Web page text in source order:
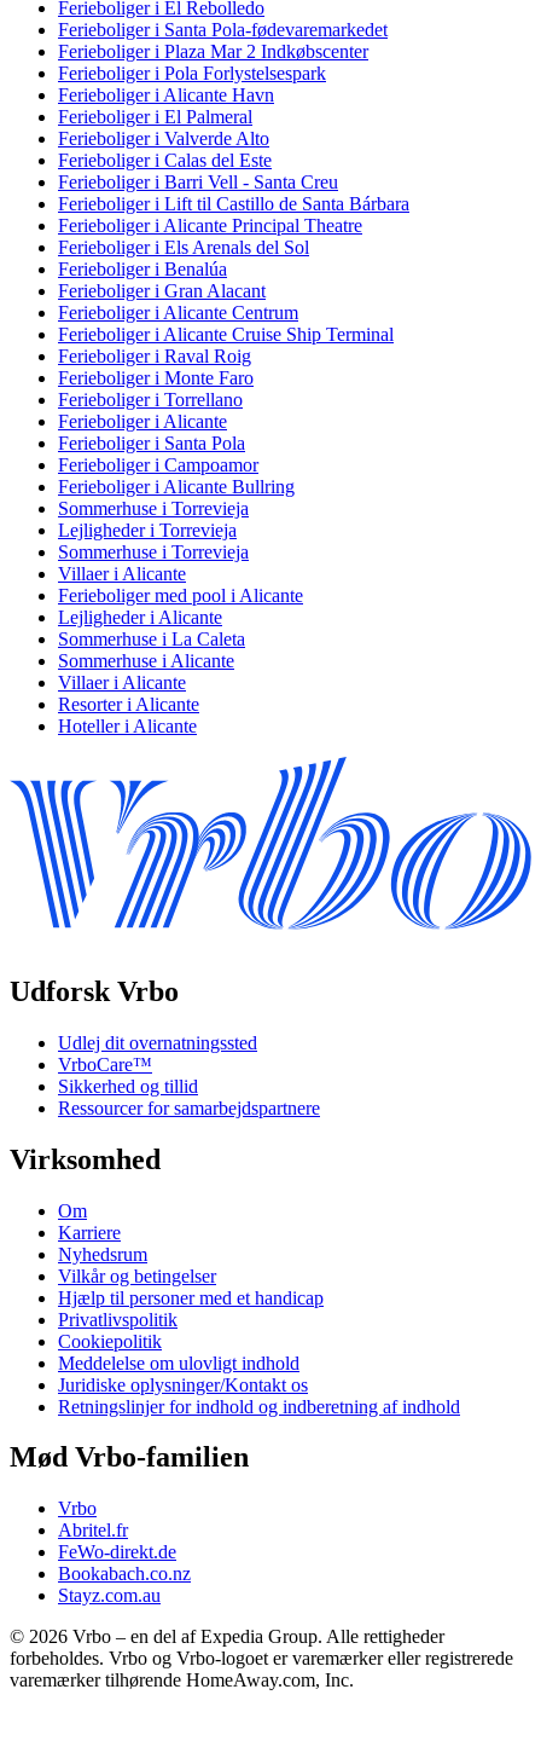
Ferieboliger i El Rebolledo
Ferieboliger i Santa Pola-fødevaremarkedet
Ferieboliger i Plaza Mar 2 Indkøbscenter
Ferieboliger i Pola Forlystelsespark
Ferieboliger i Alicante Havn
Ferieboliger i El Palmeral
Ferieboliger i Valverde Alto
Ferieboliger i Calas del Este
Ferieboliger i Barri Vell - Santa Creu
Ferieboliger i Lift til Castillo de Santa Bárbara
Ferieboliger i Alicante Principal Theatre
Ferieboliger i Els Arenals del Sol
Ferieboliger i Benalúa
Ferieboliger i Gran Alacant
Ferieboliger i Alicante Centrum
Ferieboliger i Alicante Cruise Ship Terminal
Ferieboliger i Raval Roig
Ferieboliger i Monte Faro
Ferieboliger i Torrellano
Ferieboliger i Alicante
Ferieboliger i Santa Pola
Ferieboliger i Campoamor
Ferieboliger i Alicante Bullring
Sommerhuse i Torrevieja
Lejligheder i Torrevieja
Sommerhuse i Torrevieja
Villaer i Alicante
Ferieboliger med pool i Alicante
Lejligheder i Alicante
Sommerhuse i La Caleta
Sommerhuse i Alicante
Villaer i Alicante
Resorter i Alicante
Hoteller i Alicante
Udforsk Vrbo
Udlej dit overnatningssted
VrboCare™
Sikkerhed og tillid
Ressourcer for samarbejdspartnere
Virksomhed
Om
Karriere
Nyhedsrum
Vilkår og betingelser
Hjælp til personer med et handicap
Privatlivspolitik
Cookiepolitik
Meddelelse om ulovligt indhold
Juridiske oplysninger/Kontakt os
Retningslinjer for indhold og indberetning af indhold
Mød Vrbo-familien
Vrbo
Abritel.fr
FeWo-direkt.de
Bookabach.co.nz
Stayz.com.au
© 2026 Vrbo – en del af Expedia Group. Alle rettigheder
forbeholdes. Vrbo og Vrbo-logoet er varemærker eller registrerede
varemærker tilhørende HomeAway.com, Inc.